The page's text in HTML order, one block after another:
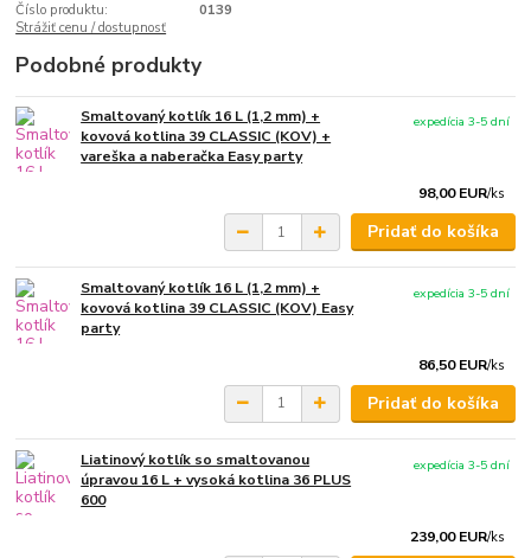
Číslo produktu:
0139
Strážiť cenu / dostupnosť
Podobné produkty
Smaltovaný kotlík 16 L (1,2 mm) +
kovová kotlina 39 CLASSIC (KOV) +
vareška a naberačka Easy party
98,00 EUR/ks
expedícia 3-5 dní
Pridať do košíka
Smaltovaný kotlík 16 L (1,2 mm) +
kovová kotlina 39 CLASSIC (KOV) Easy
party
86,50 EUR/ks
expedícia 3-5 dní
Pridať do košíka
Liatinový kotlík so smaltovanou
úpravou 16 L + vysoká kotlina 36 PLUS
600
239,00 EUR/ks
expedícia 3-5 dní